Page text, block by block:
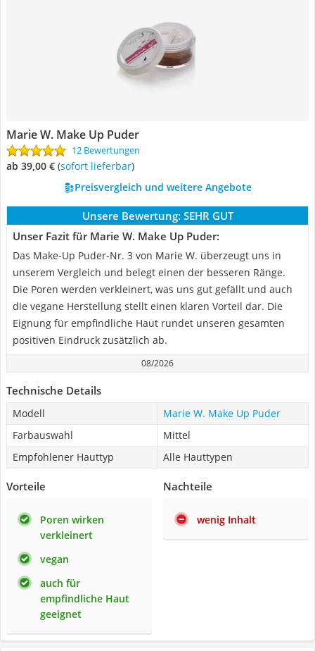
Marie W. Make Up Puder
12 Bewertungen
ab 39,00 € ( Sofort lieferbar)
Preisvergleich und weitere Angebote
Unsere Bewertung: SEHR GUT
Unser Fazit für Marie W. Make Up Puder:
Das Make-Up Puder-Nr. 3 von Marie W. überzeugt uns in
unserem Vergleich und belegt einen der besseren Ränge.
Die Poren werden verkleinert, was uns gut gefällt und auch
die vegane Herstellung stellt einen klaren Vorteil dar. Die
Eignung für empfindliche Haut rundet unseren gesamten
positiven Eindruck zusätzlich ab.
08/2026
Technische Details
Modell
Marie W. Make Up Puder
Farbauswahl
Mittel
Empfohlener Hauttyp
Alle Hauttypen
Vorteile
Poren wirken
verkleinert
vegan
auch für
empfindliche Haut
geeignet
Nachteile
wenig Inhalt